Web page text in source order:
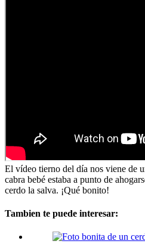
El vídeo tierno del día nos viene de
cabra bebé estaba a punto de
cerdo la salva. ¡Qué bonito!
Tambien te puede interesar: